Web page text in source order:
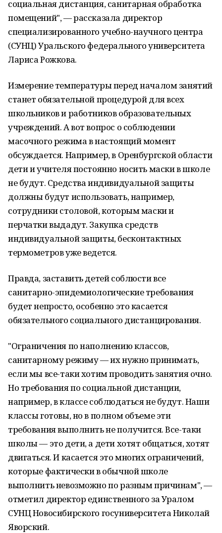
социальная дистанция, санитарная обработка
помещений", — рассказала директор
специализированного учебно-научного центра
(СУНЦ) Уральского федерального университета
Лариса Рожкова.
Измерение температуры перед началом занятий
станет обязательной процедурой для всех
школьников и работников образовательных
учреждений. А вот вопрос о соблюдении
масочного режима в настоящий момент
обсуждается. Например, в Оренбургской области
дети и учителя постоянно носить маски в школе
не будут. Средства индивидуальной защиты
должны будут использовать, например,
сотрудники столовой, которым маски и
перчатки выдадут. Закупка средств
индивидуальной защиты, бесконтактных
термометров уже ведется.
Правда, заставить детей соблюсти все
санитарно-эпидемиологические требования
будет непросто, особенно это касается
обязательного социального дистанцирования.
"Ограничения по наполнению классов,
санитарному режиму — их нужно принимать,
если мы все-таки хотим проводить занятия очно.
Но требования по социальной дистанции,
например, в классе соблюдаться не будут. Наши
классы готовы, но в полном объеме эти
требования выполнить не получится. Все-таки
школы — это дети, а дети хотят общаться, хотят
двигаться. И касается это многих ограничений,
которые фактически в обычной школе
выполнить невозможно по разным причинам", —
отметил директор единственного за Уралом
СУНЦ Новосибирского госуниверситета Николай
Яворский.